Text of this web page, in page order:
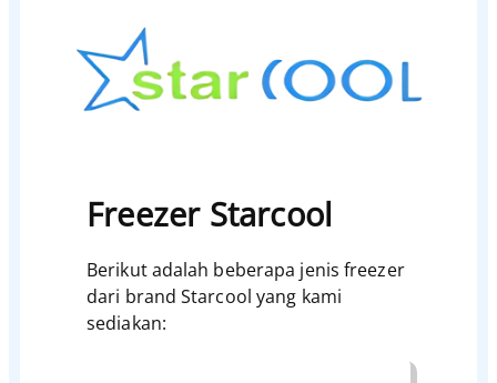
Freezer Starcool
Berikut adalah beberapa jenis freezer
dari brand Starcool yang kami
sediakan: